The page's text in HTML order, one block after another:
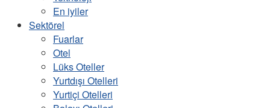
En iyiler
Sektörel
Fuarlar
Otel
Lüks Oteller
Yurtdışı Otelleri
Yurtiçi Otelleri